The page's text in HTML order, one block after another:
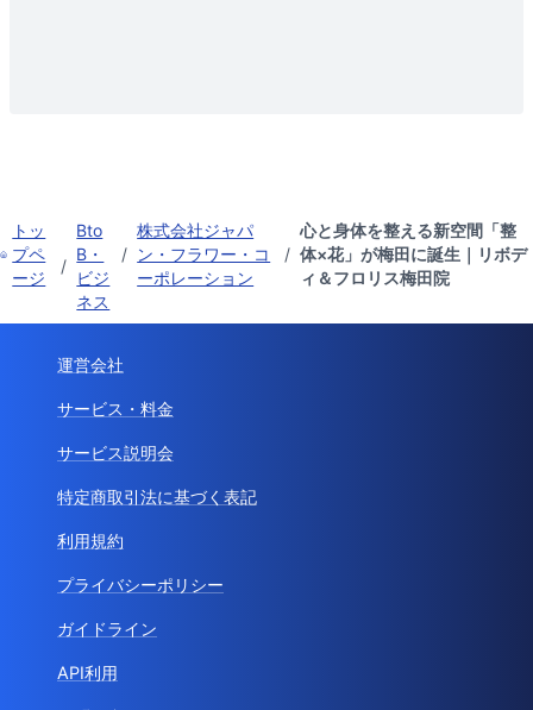
トッ
プペ
ージ
/
Bto
B・
ビジ
ネス
/
株式会社ジャパ
ン・フラワー・コ
ーポレーション
/
心と身体を整える新空間「整
体×花」が梅田に誕生｜リボデ
ィ＆フロリス梅田院
運営会社
サービス・料金
サービス説明会
特定商取引法に基づく表記
利用規約
プライバシーポリシー
ガイドライン
API利用